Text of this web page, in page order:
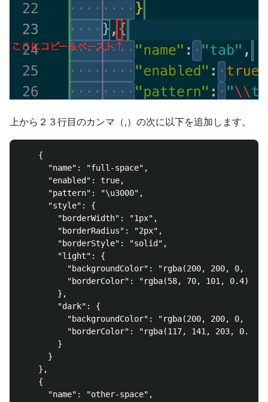
上から２３行目のカンマ（,）の次に以下を追加します。
    {
      "name": "full-space",
      "enabled": true,
      "pattern": "\u3000",
      "style": {
        "borderWidth": "1px",
        "borderRadius": "2px",
        "borderStyle": "solid",
        "light": {
"backgroundColor": "rgba(200, 200, 0,
          "borderColor": "rgba(58, 70, 101, 0.4)"
        },
        "dark": {
"backgroundColor": "rgba(200, 200, 0,
          "borderColor": "rgba(117, 141, 203, 0.4)"
        }
      }
    },
    {
      "name": "other-space",